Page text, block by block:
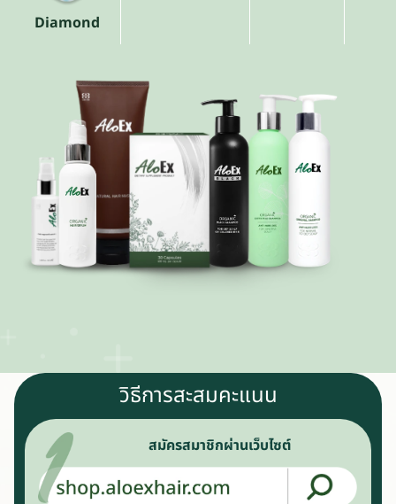
Diamond
วิธีการสะสมคะแนน
สมัครสมาชิกผ่านเว็บไซต์